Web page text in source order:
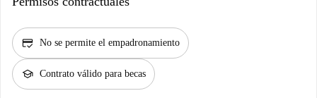
credit_score No se permite el empadronamiento
school Contrato válido para becas